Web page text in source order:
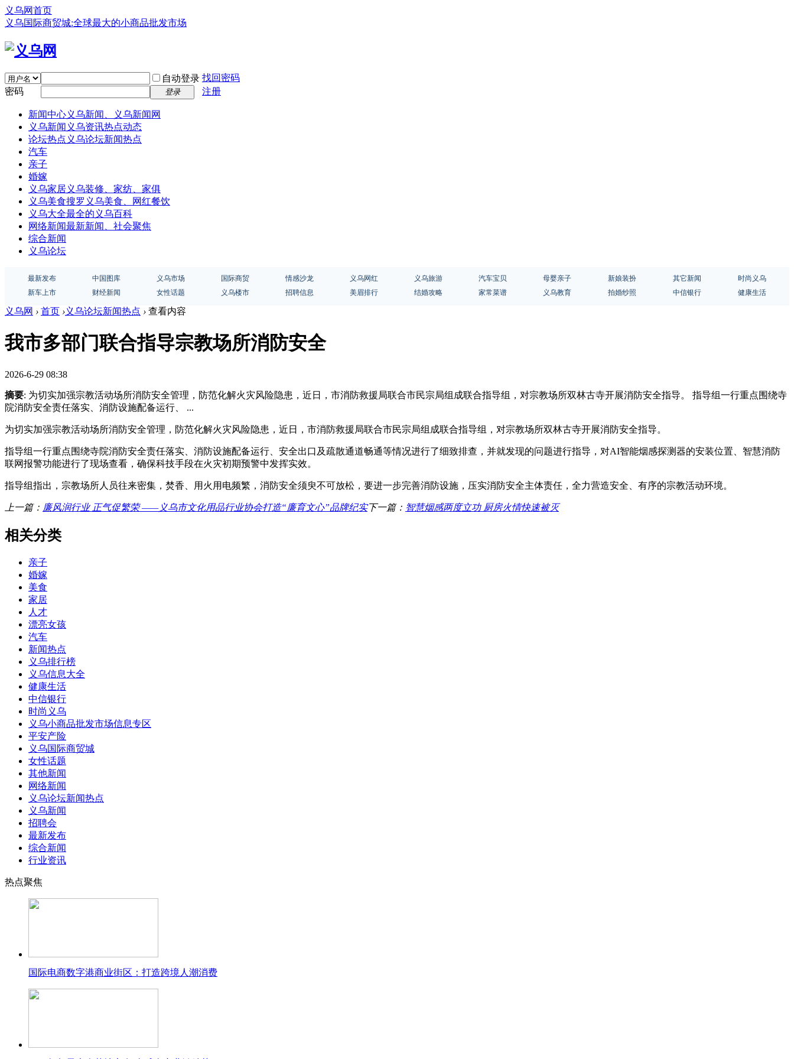
义乌网首页
义乌国际商贸城:全球最大的小商品批发市场
自动登录 找回密码
密码
登录 注册
新闻中心义乌新闻、义乌新闻网
义乌新闻 义乌资讯热点动态
论坛热点 义乌论坛新闻热点
汽车
亲子
婚嫁
义乌家居义乌装修、家纺、家俱
义乌美食搜罗义乌美食、网红餐饮
义乌大全最全的义乌百科
网络新闻最新新闻、社会聚焦
综合新闻
义乌论坛
最新发布 中国图库 义乌市场 国际商贸 情感沙龙 义乌网红 义乌旅游 汽车宝贝 母婴亲子 新娘装扮 其它新闻
时尚义乌
新车上市
财经新闻 女性话题 义乌楼市 招聘信息 美眉排行 结婚攻略 家常菜谱 义乌教育 拍婚纱照 中信银行 健康生活
义乌网 › 首页 ›义乌论坛新闻热点 › 查看内容
我市多部门联合指导宗教场所消防安全
2026-6-29 08:38
摘要: 为切实加强宗教活动场所消防安全管理，防范化解火灾风险隐患，近日，市消防救援局联合市民宗局组成联合指导组，对宗教场所双林古寺开展消防安全指导。 指导组一行重点围绕寺
院消防安全责任落实、消防设施配备运行、 ...
为切实加强宗教活动场所消防安全管理，防范化解火灾风险隐患，近日，市消防救援局联合市民宗局组成联合指导组，对宗教场所双林古寺开展消防安全指导。
指导组一行重点围绕寺院消防安全责任落实、消防设施配备运行、安全出口及疏散通道畅通等情况进行了细致排查，并就发现的问题进行指导，对AI智能烟感探测器的安装位置、智慧消防
联网报警功能进行了现场查看，确保科技手段在火灾初期预警中发挥实效。
指导组指出，宗教场所人员往来密集，焚香、用火用电频繁，消防安全须臾不可放松，要进一步完善消防设施，压实消防安全主体责任，全力营造安全、有序的宗教活动环境。
上一篇： 廉风润行业 正气促繁荣 ——义乌市文化用品行业协会打造“廉育文心”品牌纪实下一篇： 智慧烟感两度立功 厨房火情快速被灭
相关分类
亲子
婚嫁
美食
家居
人才
漂亮女孩
汽车
新闻热点
义乌排行榜
义乌信息大全
健康生活
中信银行
时尚义乌
义乌小商品批发市场信息专区
平安产险
义乌国际商贸城
女性话题
其他新闻
网络新闻
义乌论坛新闻热点
义乌新闻
招聘会
最新发布
综合新闻
行业资讯
热点聚焦
国际电商数字港商业街区：打造跨境人潮消费